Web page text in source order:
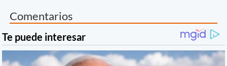
Comentarios